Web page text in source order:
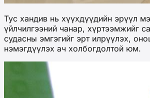
Тус хандив нь хүүхдүүдийн эрүүл
үйлчилгээний чанар, хүртээмжийг
судасны эмгэгийг эрт илрүүлэх,
нэмэгдүүлэх ач холбогдолтой юм.